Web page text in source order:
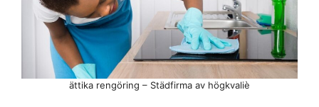
ättika rengöring – Städfirma av högkvaliè